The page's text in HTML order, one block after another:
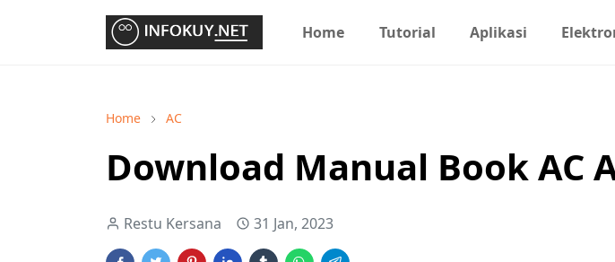
Home Tutorial Aplikasi
Home AC
Download Manual Book AC
Restu Kersana 31 Jan, 2023